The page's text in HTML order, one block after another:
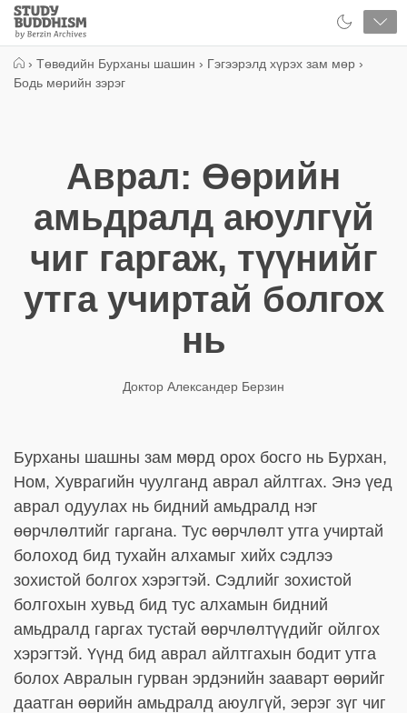
Close
Study
Buddhism
› Төвөдийн Бурханы шашин › Гэгээрэлд хүрэх зам мөр ›
Бодь мөрийн зэрэг
Аврал: Өөрийн
амьдралд аюулгүй
чиг гаргаж, түүнийг
утга учиртай болгох
нь
Доктор Александер Берзин
Бурханы шашны зам мөрд орох босго нь Бурхан,
Ном, Хуврагийн чуулганд аврал айлтгах. Энэ үед
аврал одуулах нь бидний амьдралд нэг
өөрчлөлтийг гаргана. Тус өөрчлөлт утга учиртай
болоход бид тухайн алхамыг хийх сэдлээ
зохистой болгох хэрэгтэй. Сэдлийг зохистой
болгохын хувьд бид тус алхамын бидний
амьдралд гаргах тустай өөрчлөлтүүдийг ойлгох
хэрэгтэй. Үүнд бид аврал айлтгахын бодит утга
болох Авралын гурван эрдэнийн зааварт өөрийг
даатган өөрийн амьдралд аюулгүй, эерэг зүг чиг